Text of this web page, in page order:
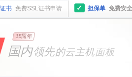
书 免费SSL证书申请 ✓ 担保单 免费安
15周年
国内领先
安全稳定轻量纯净